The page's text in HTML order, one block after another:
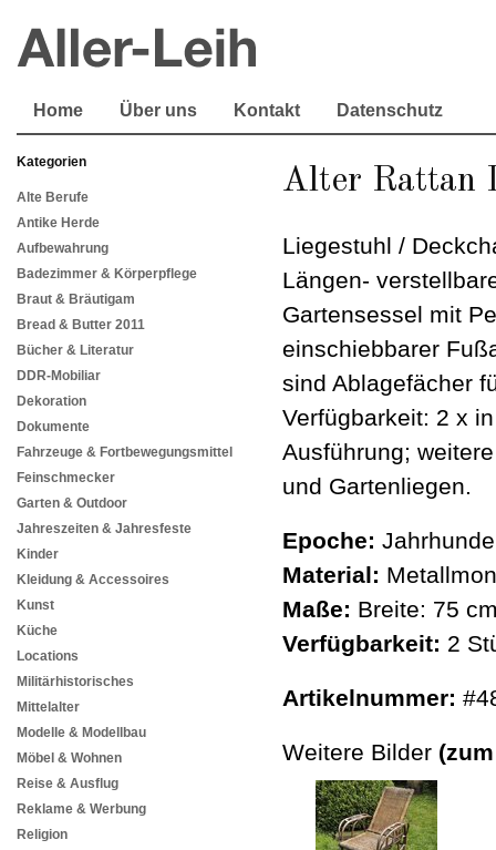
Home Über uns Kontakt Datenschutz
Kategorien
Alte Berufe
Antike Herde
Aufbewahrung
Badezimmer & Körperpflege
Braut & Bräutigam
Bread & Butter 2011
Bücher & Literatur
DDR-Mobiliar
Dekoration
Dokumente
Fahrzeuge & Fortbewegungsmittel
Feinschmecker
Garten & Outdoor
Jahreszeiten & Jahresfeste
Kinder
Kleidung & Accessoires
Kunst
Küche
Locations
Militärhistorisches
Mittelalter
Modelle & Modellbau
Möbel & Wohnen
Reise & Ausflug
Reklame & Werbung
Religion
Alter Rattan
Liegestuhl /
Längen-
Gartensessel mit
einschiebbarer
sind Ablagefächer
Verfügbarkeit: 2 x
Ausführung;
und Gartenliegen.
Epoche:
Material:
Maße: Breite: 75
Verfügbarkeit: 2
Artikelnummer:
Weitere Bilder